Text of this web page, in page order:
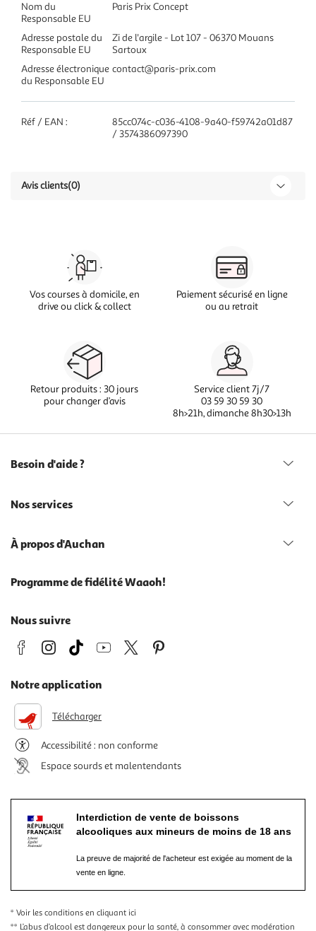
Nom du
Responsable EU
Paris Prix Concept
Adresse postale du
Responsable EU
Zi de l'argile - Lot 107 - 06370 Mouans
Sartoux
Adresse électronique
du Responsable EU
contact@paris-prix.com
Réf / EAN :
85cc074c-c036-4108-9a40-f59742a01d87
/ 3574386097390
Avis clients(0)
Vos courses à domicile, en
drive ou click & collect
Paiement sécurisé en ligne
ou au retrait
Retour produits : 30 jours
pour changer d’avis
Service client 7j/7
03 59 30 59 30
8h>21h, dimanche 8h30>13h
Besoin d'aide ?
Nos services
À propos d'Auchan
Programme de fidélité Waaoh!
Nous suivre
Notre application
Télécharger
Accessibilité : non conforme
Espace sourds et malentendants
Interdiction de vente de boissons
alcooliques aux mineurs de moins de 18 ans
La preuve de majorité de l'acheteur est exigée au moment de la
vente en ligne.
* Voir les conditions en cliquant ici
** L’abus d’alcool est dangereux pour la santé, à consommer avec modération